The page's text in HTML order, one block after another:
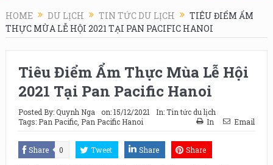
HOME DU LỊCH TIN TỨC DU LỊCH
TIÊU ĐIỂM ẨM
THỰC MÙA LỄ HỘI 2021 TẠI PAN PACIFIC HANOI
Tiêu Điểm Ẩm Thực Mùa Lễ Hội
2021 Tại Pan Pacific Hanoi
Posted By:Quynh Nga on:15/12/2021 In:Tin tức du lịch
Tags: Pan Pacific, Pan Pacific Hanoi In Email
Share 0 Tweet Share Share